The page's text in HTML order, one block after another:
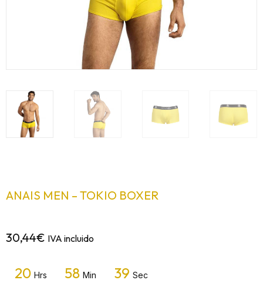
ANAIS MEN – TOKIO BOXER
30,44€ IVA incluido
20 Hrs 58 Min 38 Sec